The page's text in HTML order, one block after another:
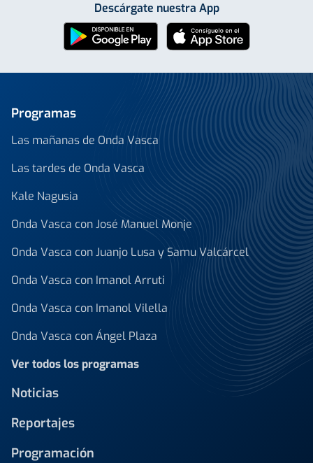
Descárgate nuestra App
Programas
Las mañanas de Onda Vasca
Las tardes de Onda Vasca
Kale Nagusia
Onda Vasca con José Manuel Monje
Onda Vasca con Juanjo Lusa y Samu Valcárcel
Onda Vasca con Imanol Arruti
Onda Vasca con Imanol Vilella
Onda Vasca con Ángel Plaza
Ver todos los programas
Noticias
Reportajes
Programación